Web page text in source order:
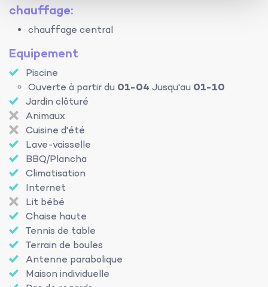
chauffage:
chauffage central
Equipement
Piscine
Ouverte à partir du 01-04 Jusqu'au 01-10
Jardin clôturé
Animaux
Cuisine d'été
Lave-vaisselle
BBQ/Plancha
Climatisation
Internet
Lit bébé
Chaise haute
Tennis de table
Terrain de boules
Antenne parabolique
Maison individuelle